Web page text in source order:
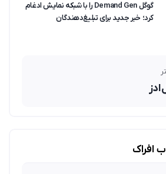
گوگل Demand Gen را با شبکه نمایش ادغام
کرد؛ خبر جدید برای تبلیغ‌دهندگان
افراک